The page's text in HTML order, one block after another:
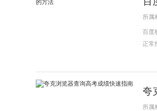
所属
百度
正常
夸
所属